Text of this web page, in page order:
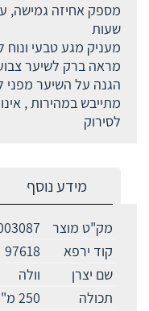
שעות
מעניק מגע טבעי ונוח
מראה ברק לשיער
הגנה על השיער מפני
מתייבש במהירות ,
לסירוק
מידע נוסף
מק"ט מוצר
קוד ירפא
97618
שם יצרן
וולה
תכולה
250 מ"ל (18.76 ₪ ל-100 מ"ל)